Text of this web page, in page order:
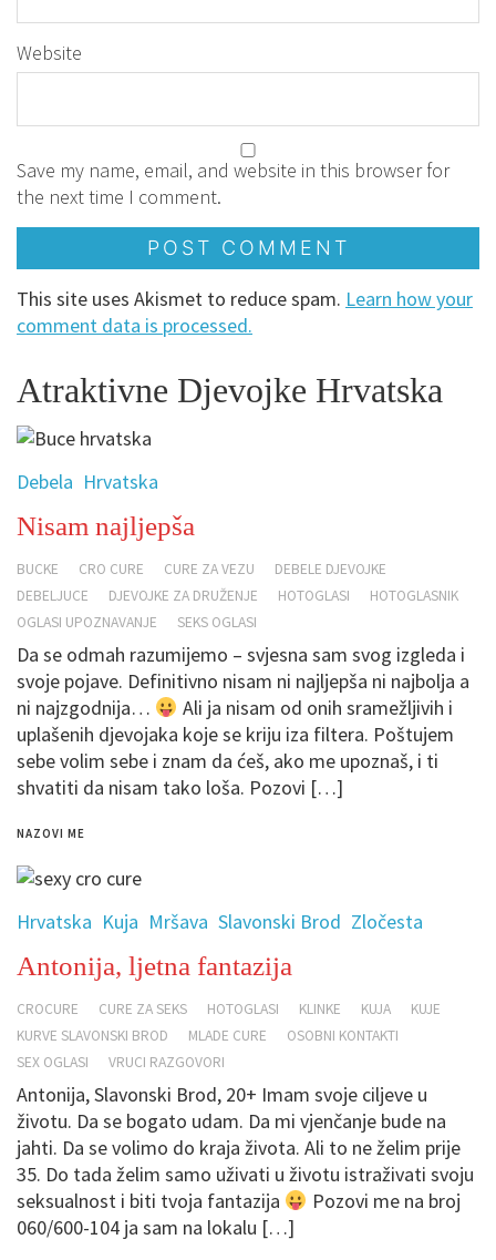
Website
Save my name, email, and website in this browser for
the next time I comment.
This site uses Akismet to reduce spam. Learn how your
comment data is processed.
Atraktivne Djevojke Hrvatska
Debela Hrvatska
Nisam najljepša
BUCKE CRO CURE CURE ZA VEZU
DEBELE DJEVOJKE
DEBELJUCE
DJEVOJKE ZA DRUŽENJE HOTOGLASI
HOTOGLASNIK
OGLASI UPOZNAVANJE
SEKS OGLASI
Da se odmah razumijemo – svjesna sam svog izgleda i
svoje pojave. Definitivno nisam ni najljepša ni najbolja a
ni najzgodnija…
Ali ja nisam od onih sramežljivih i
uplašenih djevojaka koje se kriju iza filtera. Poštujem
sebe volim sebe i znam da ćeš, ako me upoznaš, i ti
shvatiti da nisam tako loša. Pozovi […]
NAZOVI ME
Hrvatska Kuja Mršava Slavonski Brod Zločesta
Antonija, ljetna fantazija
CROCURE CURE ZA SEKS HOTOGLASI KLINKE KUJA
KUJE
KURVE SLAVONSKI BROD
MLADE CURE
OSOBNI KONTAKTI
SEX OGLASI
VRUCI RAZGOVORI
Antonija, Slavonski Brod, 20+ Imam svoje ciljeve u
životu. Da se bogato udam. Da mi vjenčanje bude na
jahti. Da se volimo do kraja života. Ali to ne želim prije
35. Do tada želim samo uživati u životu istraživati svoju
seksualnost i biti tvoja fantazija
Pozovi me na broj
060/600-104 ja sam na lokalu […]